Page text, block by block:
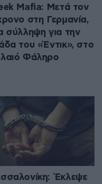
Mafia: Μετά τον
στη Γερμανία,
σύλληψη για την
του «Έντικ», στο
Φάληρο
Έκλεψε